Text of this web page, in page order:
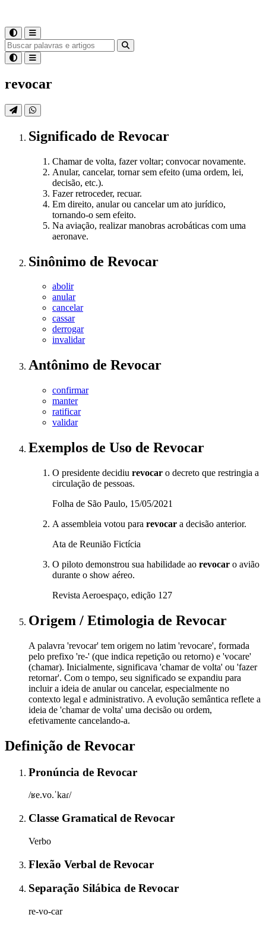
revocar
Significado de Revocar
Chamar de volta, fazer voltar; convocar novamente.
Anular, cancelar, tornar sem efeito (uma ordem, lei,
decisão, etc.).
Fazer retroceder, recuar.
Em direito, anular ou cancelar um ato jurídico,
tornando-o sem efeito.
Na aviação, realizar manobras acrobáticas com uma
aeronave.
Sinônimo de Revocar
abolir
anular
cancelar
cassar
derrogar
invalidar
Antônimo de Revocar
confirmar
manter
ratificar
validar
Exemplos de Uso de Revocar
O presidente decidiu revocar o decreto que restringia a
circulação de pessoas.
Folha de São Paulo, 15/05/2021
A assembleia votou para revocar a decisão anterior.
Ata de Reunião Fictícia
O piloto demonstrou sua habilidade ao revocar o avião
durante o show aéreo.
Revista Aeroespaço, edição 127
Origem / Etimologia de Revocar
A palavra 'revocar' tem origem no latim 'revocare', formada
pelo prefixo 're-' (que indica repetição ou retorno) e 'vocare'
(chamar). Inicialmente, significava 'chamar de volta' ou 'fazer
retornar'. Com o tempo, seu significado se expandiu para
incluir a ideia de anular ou cancelar, especialmente no
contexto legal e administrativo. A evolução semântica reflete a
ideia de 'chamar de volta' uma decisão ou ordem,
efetivamente cancelando-a.
Definição de Revocar
Pronúncia de Revocar
/ʁe.vo.ˈkaɾ/
Classe Gramatical de Revocar
Verbo
Flexão Verbal de Revocar
Separação Silábica de Revocar
re-vo-car